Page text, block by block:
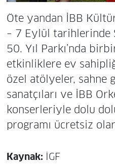
Öte yandan İBB
– 7 Eylül tarihlerinde
50. Yıl Parkı’nda
etkinliklere ev
özel atölyeler, sahne
sanatçıları ve İBB
konserleriyle dolu
programı ücretsiz
Kaynak: İGF